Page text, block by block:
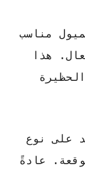
مناسب
هذا
على نوع
عادةً